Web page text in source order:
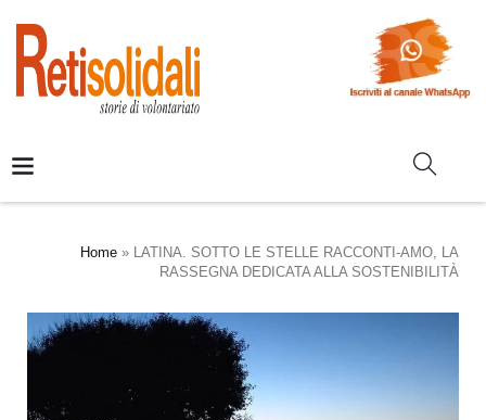
Home » LATINA. SOTTO LE STELLE RACCONTI-AMO, LA
RASSEGNA DEDICATA ALLA SOSTENIBILITÀ